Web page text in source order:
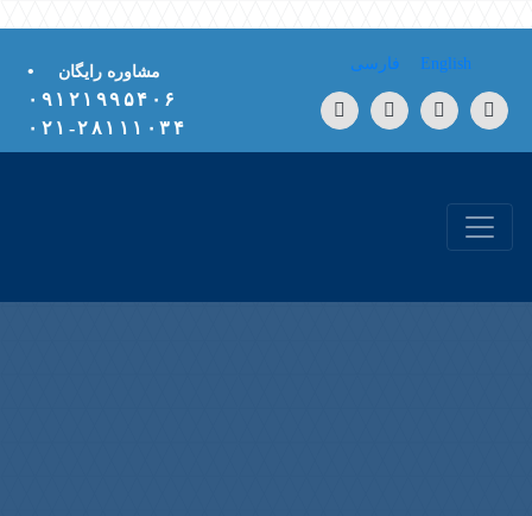
English فارسی مشاوره رایگان
•
۰۹۱۲۱۹۹۵۴۰۶
۲۸۱۱۱۰۳۴-۰۲۱